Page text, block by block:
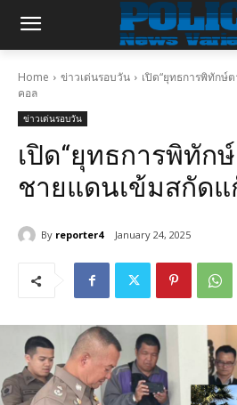
Home ข่าวเด่นรอบวัน
เปิด“ยุทธการพิทักษ์
คอล
ข่าวเด่นรอบวัน
เปิด“ยุทธการพิทัก
ชายแดนเข้มสกัดแ
By reporter4 January 24, 2025